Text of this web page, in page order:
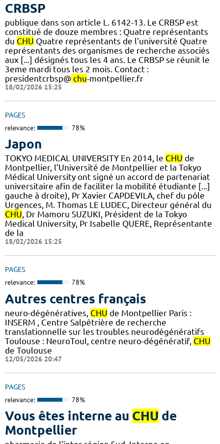
CRBSP
publique dans son article L. 6142-13. Le CRBSP est
constitué de douze membres : Quatre représentants
du CHU Quatre représentants de l'université Quatre
représentants des organismes de recherche associés
aux [...] désignés tous les 4 ans. Le CRBSP se réunit le
3eme mardi tous les 2 mois. Contact :
presidentcrbsp@ chu-montpellier.fr
18/02/2026 15:25
PAGES
relevance: 78%
Japon
TOKYO MEDICAL UNIVERSITY En 2014, le CHU de
Montpellier, l’Université de Montpellier et la Tokyo
Médical University ont signé un accord de partenariat
universitaire afin de faciliter la mobilité étudiante [...]
gauche à droite), Pr Xavier CAPDEVILA, chef du pôle
Urgences, M. Thomas LE LUDEC, Directeur général du
CHU, Dr Mamoru SUZUKI, Président de la Tokyo
Medical University, Pr Isabelle QUERE, Représentante
de la
18/02/2026 15:25
PAGES
relevance: 78%
Autres centres français
neuro-dégénératives, CHU de Montpellier Paris :
INSERM , Centre Salpêtrière de recherche
translationnelle sur les troubles neurodégénératifs
Toulouse : NeuroToul, centre neuro-dégénératif, CHU
de Toulouse
12/05/2026 20:47
PAGES
relevance: 78%
Vous êtes interne au CHU de
Montpellier